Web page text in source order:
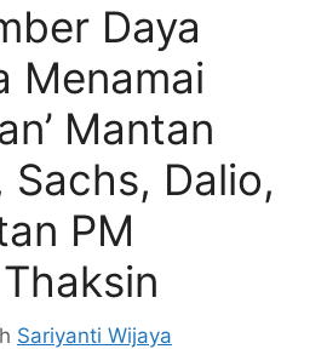
Daya
Menamai
Mantan
Sachs, Dalio,
PM
Sariyanti Wijaya